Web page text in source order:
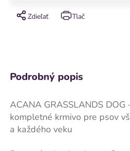
Tlač
Zdieľať
Podrobný popis
ACANA GRASSLANDS DOG
kompletné krmivo pre psov
a každého veku